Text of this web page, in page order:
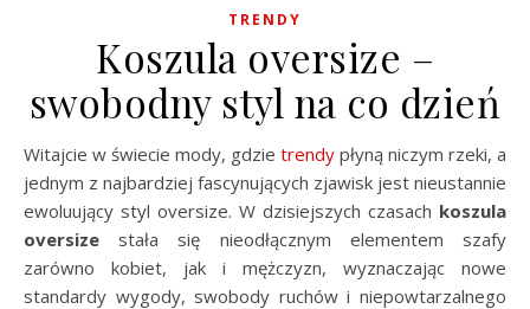
TRENDY
Koszula oversize –
swobodny styl na co dzień
Witajcie w świecie mody, gdzie trendy płyną niczym rzeki, a
jednym z najbardziej fascynujących zjawisk jest nieustannie
ewoluujący styl oversize. W dzisiejszych czasach koszula
oversize stała się nieodłącznym elementem szafy
zarówno kobiet, jak i mężczyzn, wyznaczając nowe
standardy wygody, swobody ruchów i niepowtarzalnego